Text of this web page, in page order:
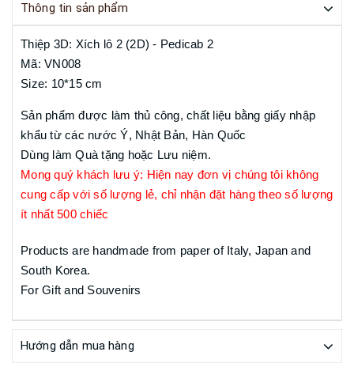
Thông tin sản phẩm
Thiệp 3D: Xích lô 2 (2D) - Pedicab 2
Mã: VN008
Size: 10*15 cm
Sản phẩm được làm thủ công, chất liệu bằng giấy nhập
khẩu từ các nước Ý, Nhật Bản, Hàn Quốc
Dùng làm Quà tặng hoặc Lưu niệm.
Mong quý khách lưu ý: Hiện nay đơn vị chúng tôi không
cung cấp với số lượng lẻ, chỉ nhận đặt hàng theo số lượng
ít nhất 500 chiếc
Products are handmade from paper of Italy, Japan and
South Korea.
For Gift and Souvenirs
Hướng dẫn mua hàng